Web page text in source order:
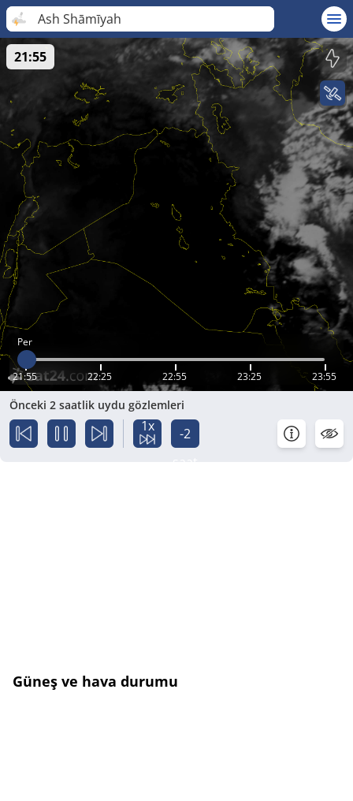
Ash Shāmīyah
Per
21:55 22:25 22:55 23:25 23:55
21:55
Önceki 2 saatlik uydu gözlemleri
1x
-2
Güneş ve hava durumu